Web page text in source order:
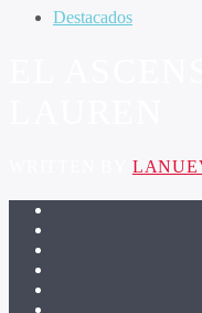
Destacados